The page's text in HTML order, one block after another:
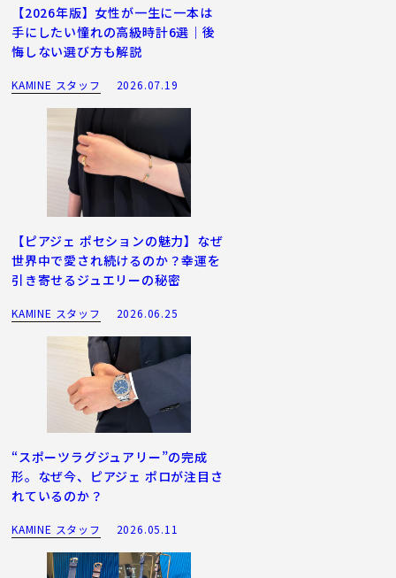
【2026年版】女性が一生に一本は
手にしたい憧れの高級時計6選｜後
悔しない選び方も解説
KAMINE スタッフ 2026.07.19
【ピアジェ ポセションの魅力】なぜ
世界中で愛され続けるのか？幸運を
引き寄せるジュエリーの秘密
KAMINE スタッフ 2026.06.25
“スポーツラグジュアリー”の完成
形。なぜ今、ピアジェ ポロが注目さ
れているのか？
KAMINE スタッフ 2026.05.11